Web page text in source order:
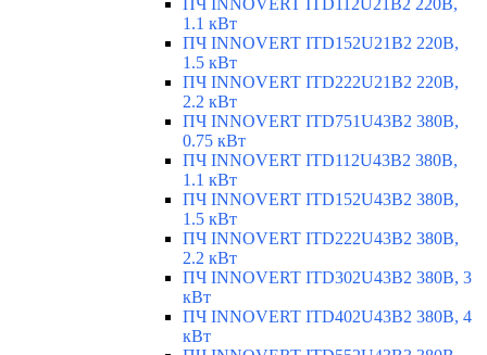
ПЧ INNOVERT ITD112U21B2 220В,
1.1 кВт
ПЧ INNOVERT ITD152U21B2 220В,
1.5 кВт
ПЧ INNOVERT ITD222U21B2 220В,
2.2 кВт
ПЧ INNOVERT ITD751U43B2 380В,
0.75 кВт
ПЧ INNOVERT ITD112U43B2 380В,
1.1 кВт
ПЧ INNOVERT ITD152U43B2 380В,
1.5 кВт
ПЧ INNOVERT ITD222U43B2 380В,
2.2 кВт
ПЧ INNOVERT ITD302U43B2 380В, 3
кВт
ПЧ INNOVERT ITD402U43B2 380В, 4
кВт